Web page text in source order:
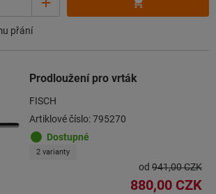
přání
Prodloužení pro vrták
FISCH
Artiklové číslo: 795270
Dostupné
2 varianty
od 941,00 CZK
880,00 CZK